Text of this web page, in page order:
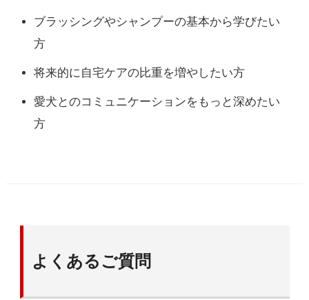
ブラッシングやシャンプーの基本から学びたい
方
将来的に自宅ケアの比重を増やしたい方
愛犬とのコミュニケーションをもっと深めたい
方
よくあるご質問